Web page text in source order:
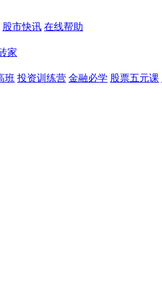
股市快讯 在线帮助
家
班 投资训练营 金融必学 股票五元课